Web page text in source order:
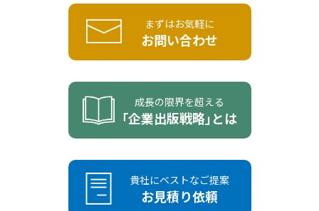
まずはお気軽に
お問い合わせ
成長の限界を超える
｢企業出版戦略｣とは
貴社にベストなご提案
お見積り依頼